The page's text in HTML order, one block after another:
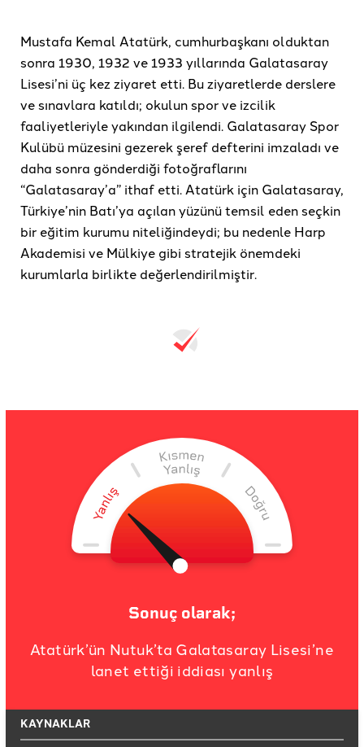
Mustafa Kemal Atatürk, cumhurbaşkanı olduktan
sonra 1930, 1932 ve 1933 yıllarında Galatasaray
Lisesi’ni üç kez ziyaret etti. Bu ziyaretlerde derslere
ve sınavlara katıldı; okulun spor ve izcilik
faaliyetleriyle yakından ilgilendi. Galatasaray Spor
Kulübü müzesini gezerek şeref defterini imzaladı ve
daha sonra gönderdiği fotoğraflarını
“Galatasaray’a” ithaf etti. Atatürk için Galatasaray,
Türkiye’nin Batı’ya açılan yüzünü temsil eden seçkin
bir eğitim kurumu niteliğindeydi; bu nedenle Harp
Akademisi ve Mülkiye gibi stratejik önemdeki
kurumlarla birlikte değerlendirilmiştir.
Sonuç olarak;
Atatürk’ün Nutuk’ta Galatasaray Lisesi’ne
lanet ettiği iddiası yanlış
KAYNAKLAR